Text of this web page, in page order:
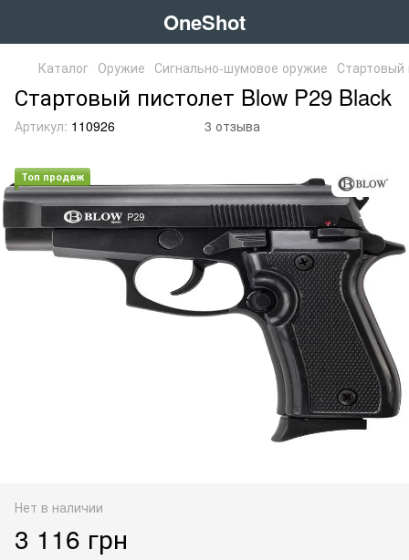
OneShot
Каталог Оружие Сигнально-шумовое оружие Стартовый
Стартовый пистолет Blow P29 Black
Артикул: 110926 3 отзыва
Топ продаж
Нет в наличии
3 116 грн